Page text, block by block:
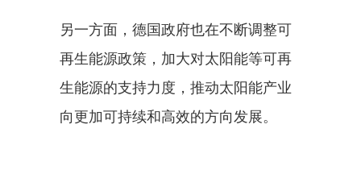
另一方面，德国政府也在不断调整可
再生能源政策，加大对太阳能等可再
生能源的支持力度，推动太阳能产业
向更加可持续和高效的方向发展。